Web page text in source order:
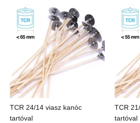
TCR 24/14 viasz kanóc
tartóval
TCR
tartóval